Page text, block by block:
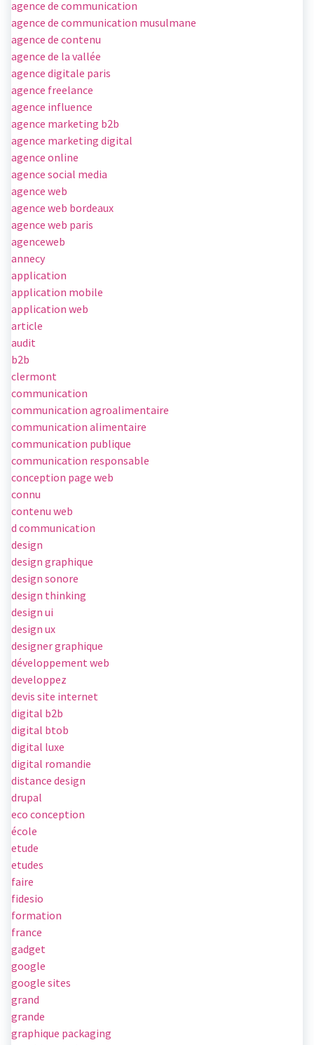
agence de communication
agence de communication musulmane
agence de contenu
agence de la vallée
agence digitale paris
agence freelance
agence influence
agence marketing b2b
agence marketing digital
agence online
agence social media
agence web
agence web bordeaux
agence web paris
agenceweb
annecy
application
application mobile
application web
article
audit
b2b
clermont
communication
communication agroalimentaire
communication alimentaire
communication publique
communication responsable
conception page web
connu
contenu web
d communication
design
design graphique
design sonore
design thinking
design ui
design ux
designer graphique
développement web
developpez
devis site internet
digital b2b
digital btob
digital luxe
digital romandie
distance design
drupal
eco conception
école
etude
etudes
faire
fidesio
formation
france
gadget
google
google sites
grand
grande
graphique packaging